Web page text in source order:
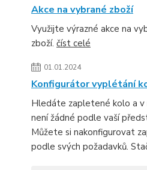
Akce na vybrané zboží
Využijte výrazné akce na
zboží. číst celé
01.01.2024
Konfigurátor vyplétání
Hledáte zapletené kolo a v
není žádné podle vaší
Můžete si nakonfigurovat
podle svých požadavků.